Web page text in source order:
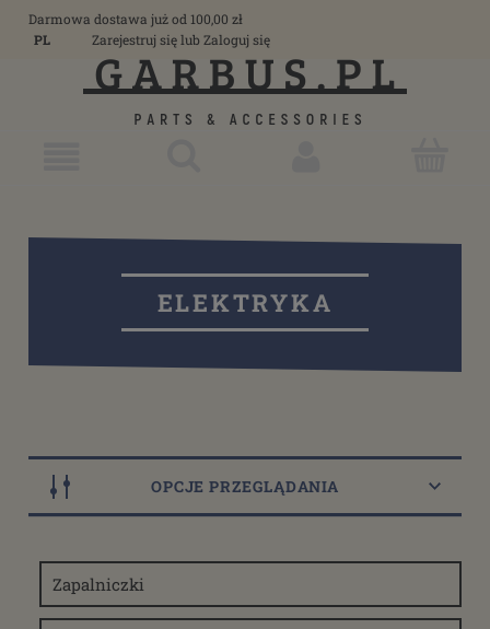
Darmowa dostawa już od 100,00 zł
PL
Zarejestruj sięlub Zaloguj się
ELEKTRYKA
OPCJE PRZEGLĄDANIA
Zapalniczki